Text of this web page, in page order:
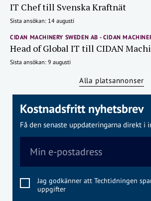
IT Chef till Svenska Kraftnät
Sista ansökan: 14 augusti
CIDAN MACHINERY SWEDEN AB - CIDAN
Head of Global IT till CIDAN
Sista ansökan: 9 augusti
Alla platsannonser
Kostnadsfritt nyhetsbrev
Få den senaste uppdateringarna direkt i
Jag godkänner att Techtidningen
uppgifter